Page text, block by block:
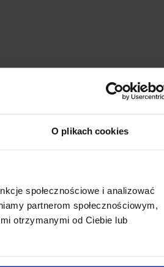
O plikach cookies
społecznościowe i analizować
partnerom społecznościowym,
otrzymanymi od Ciebie lub